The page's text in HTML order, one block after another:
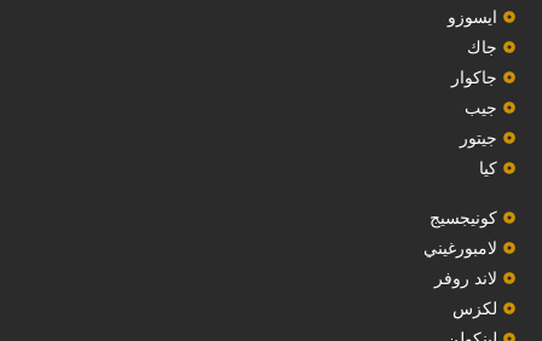
‏ايسوزو‏
‏جاك‏
جاكوار
جيب
‏جيتور‏
كيا
‏كونيجسيج‏
لامبورغيني
لاند روفر
لكزس